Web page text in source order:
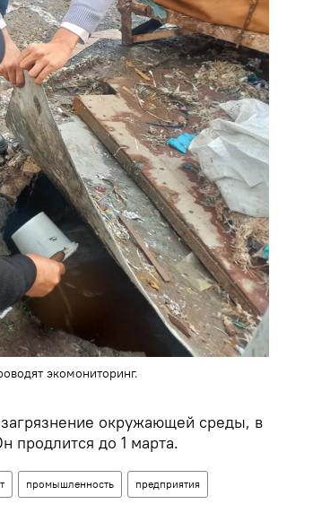
экомониторинг.
окружающей среды, в
продлится до 1 марта.
промышленность предприятия